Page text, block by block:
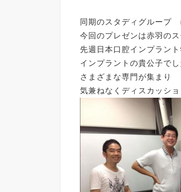
同期のスタディグループ
今回のプレゼンは赤羽の
先週日本口腔インプラン
インプラントの貴公子でし
さまざまな専門が集まり
気兼ねなくディスカッシ